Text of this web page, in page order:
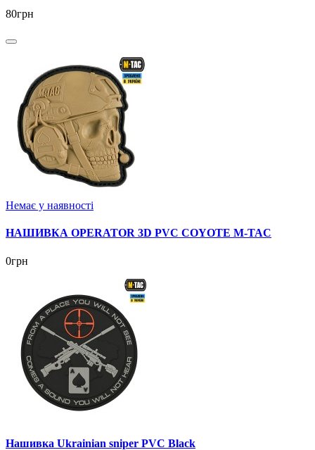
80грн
Немає у наявності
НАШИВКА OPERATOR 3D PVC COYOTE M-TAC
0грн
Нашивка Ukrainian sniper PVC Black